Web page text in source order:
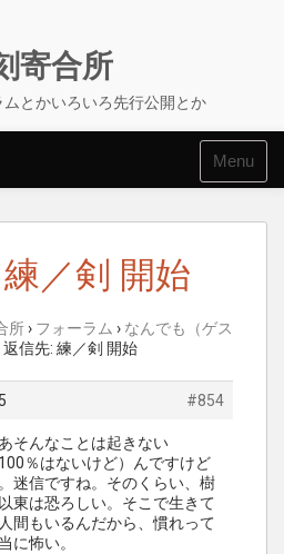
寄合所
とかいろいろ先行公開とか
Menu
／剣 開始
所› フォーラム › なんでも（ゲス
返信先: 練／剣 開始
#854
そんなことは起きない
100％はないけど）んですけど
迷信ですね。そのくらい、樹
東は恐ろしい。そこで生きて
間もいるんだから、慣れって
に怖い。